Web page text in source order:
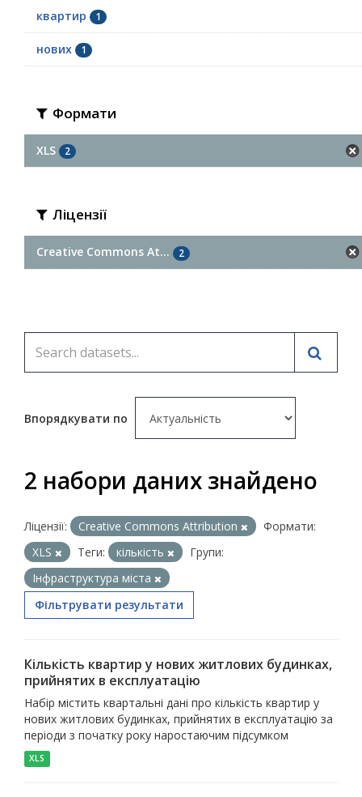
квартир 1
нових 1
Формати
XLS 2
Ліцензії
Creative Commons At... 2
Впорядкувати по
2 набори даних знайдено
Ліцензії: Creative Commons Attribution
Формати:
XLS
Теги: кількість
Групи:
Інфраструктура міста
Фільтрувати результати
Кількість квартир у нових житлових будинках,
прийнятих в експлуатацію
Набір містить квартальні дані про кількість квартир у
нових житлових будинках, прийнятих в експлуатацію за
періоди з початку року наростаючим підсумком
XLS